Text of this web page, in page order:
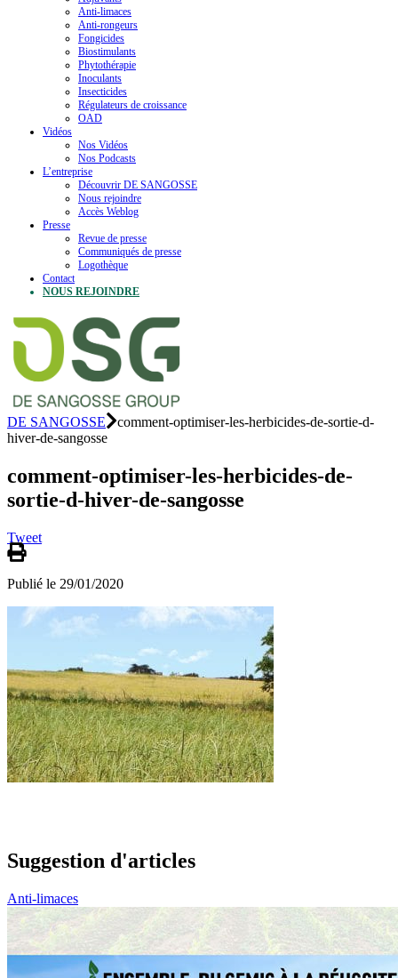
Anti-limaces
Anti-rongeurs
Fongicides
Biostimulants
Phytothérapie
Inoculants
Insecticides
Régulateurs de croissance
OAD
Vidéos
Nos Vidéos
Nos Podcasts
L’entreprise
Découvrir DE SANGOSSE
Nous rejoindre
Accès Weblog
Presse
Revue de presse
Communiqués de presse
Logothèque
Contact
NOUS REJOINDRE
DE SANGOSSE
comment-optimiser-les-herbicides-de-sortie-d-
hiver-de-sangosse
comment-optimiser-les-herbicides-de-
sortie-d-hiver-de-sangosse
Tweet
Publié le 29/01/2020
Suggestion d'articles
Anti-limaces